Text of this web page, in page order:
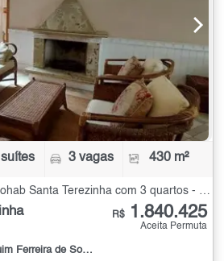
3 vagas 430 m²
Sobrado à Venda na Cohab Santa Terezinha com 3 quartos - 430 m²
Ferreira de Souza
R$ 1.840.425
Aceita Permuta